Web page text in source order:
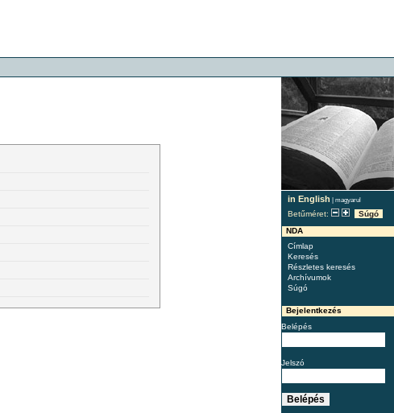
in English | magyarul
Betűméret:
Súgó
NDA
Címlap
Keresés
Részletes keresés
Archívumok
Súgó
Bejelentkezés
Belépés
Jelszó